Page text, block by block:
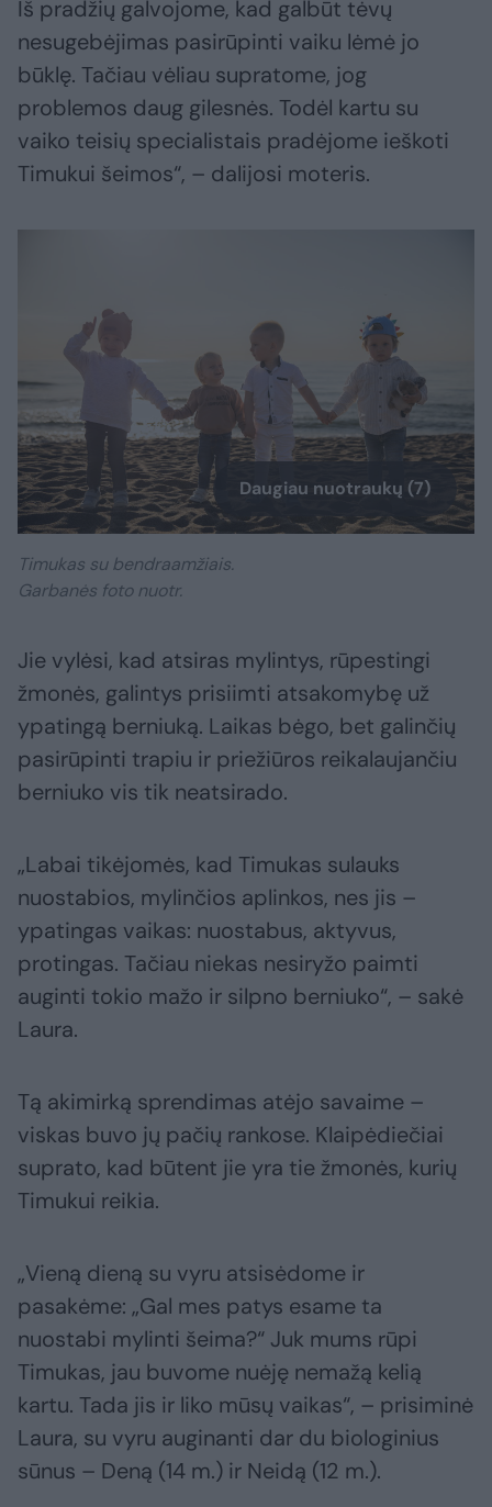
Iš pradžių galvojome, kad galbūt tėvų
nesugebėjimas pasirūpinti vaiku lėmė jo
būklę. Tačiau vėliau supratome, jog
problemos daug gilesnės. Todėl kartu su
vaiko teisių specialistais pradėjome ieškoti
Timukui šeimos“, – dalijosi moteris.
Daugiau nuotraukų (7)
Timukas su bendraamžiais.
Garbanės foto nuotr.
Jie vylėsi, kad atsiras mylintys, rūpestingi
žmonės, galintys prisiimti atsakomybę už
ypatingą berniuką. Laikas bėgo, bet galinčių
pasirūpinti trapiu ir priežiūros reikalaujančiu
berniuko vis tik neatsirado.
„Labai tikėjomės, kad Timukas sulauks
nuostabios, mylinčios aplinkos, nes jis –
ypatingas vaikas: nuostabus, aktyvus,
protingas. Tačiau niekas nesiryžo paimti
auginti tokio mažo ir silpno berniuko“, – sakė
Laura.
Tą akimirką sprendimas atėjo savaime –
viskas buvo jų pačių rankose. Klaipėdiečiai
suprato, kad būtent jie yra tie žmonės, kurių
Timukui reikia.
„Vieną dieną su vyru atsisėdome ir
pasakėme: „Gal mes patys esame ta
nuostabi mylinti šeima?“ Juk mums rūpi
Timukas, jau buvome nuėję nemažą kelią
kartu. Tada jis ir liko mūsų vaikas“, – prisiminė
Laura, su vyru auginanti dar du biologinius
sūnus – Deną (14 m.) ir Neidą (12 m.).